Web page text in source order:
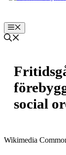
Meny
social
Wikimedia